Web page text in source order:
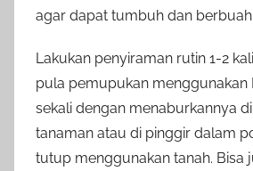
agar dapat tumbuh dan berbuah
Lakukan penyiraman rutin 1-2
pula pemupukan menggunakan
sekali dengan menaburkannya
tanaman atau di pinggir dalam
tutup menggunakan tanah. Bisa